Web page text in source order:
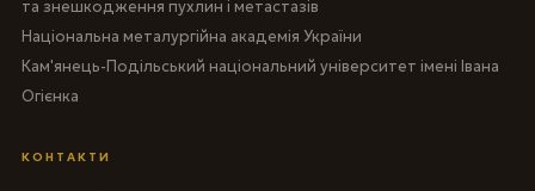
та знешкодження пухлин і метастазів
Національна металургійна академія України
Кам'янець-Подільський національний університет імені Івана
Огієнка
КОНТАКТИ